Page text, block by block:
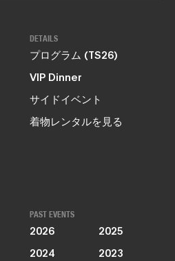
DETAILS
プログラム (TS26)
VIP Dinner
サイドイベント
着物レンタルを見る
PAST EVENTS
2026
2025
2024
2023